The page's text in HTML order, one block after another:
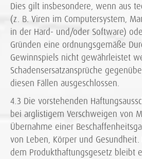
Dies gilt insbesondere, wenn aus
(z. B. Viren im Computersystem,
in der Hard- und/oder Software)
Gründen eine ordnungsgemäße
Gewinnspiels nicht gewährleistet
Schadensersatzansprüche
diesen Fällen ausgeschlossen.
4.3 Die vorstehenden
bei arglistigem Verschweigen von
Übernahme einer
von Leben, Körper und
dem Produkthaftungsgesetz bleibt